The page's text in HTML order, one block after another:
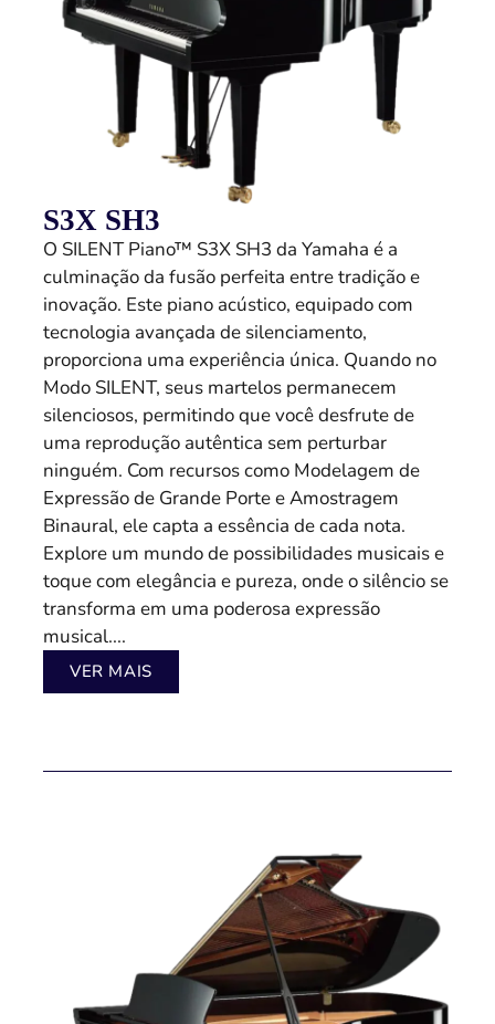
S3X SH3
O SILENT Piano™ S3X SH3 da Yamaha é a
culminação da fusão perfeita entre tradição e
inovação. Este piano acústico, equipado com
tecnologia avançada de silenciamento,
proporciona uma experiência única. Quando no
Modo SILENT, seus martelos permanecem
silenciosos, permitindo que você desfrute de
uma reprodução autêntica sem perturbar
ninguém. Com recursos como Modelagem de
Expressão de Grande Porte e Amostragem
Binaural, ele capta a essência de cada nota.
Explore um mundo de possibilidades musicais e
toque com elegância e pureza, onde o silêncio se
transforma em uma poderosa expressão
musical....
VER MAIS